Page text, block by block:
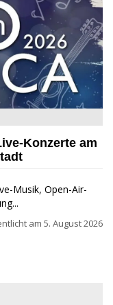
Konzerte am
Musik, Open-Air-
am 5. August 2026